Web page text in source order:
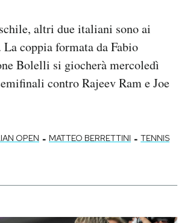
altri due italiani sono ai
coppia formata da Fabio
Bolelli si giocherà mercoledì
contro Rajeev Ram e Joe
OPEN - MATTEO BERRETTINI - TENNIS